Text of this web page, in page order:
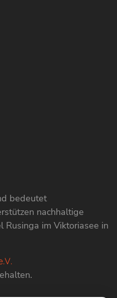
bedeutet
nachhaltige
Rusinga im Viktoriasee in